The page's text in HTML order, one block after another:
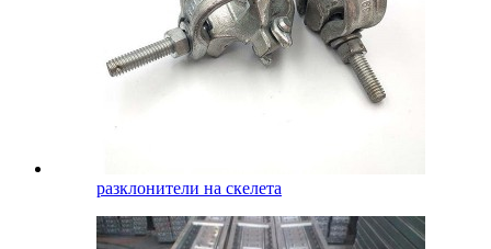
разклонители на скелета